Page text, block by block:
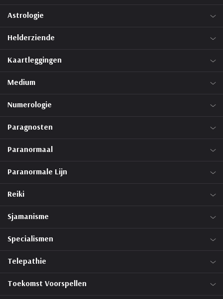
Astrologie
Helderziende
Kaartleggingen
Medium
Numerologie
Paragnosten
Paranormaal
Paranormale Lijn
Reiki
Sjamanisme
Specialismen
Telepathie
Toekomst Voorspellen